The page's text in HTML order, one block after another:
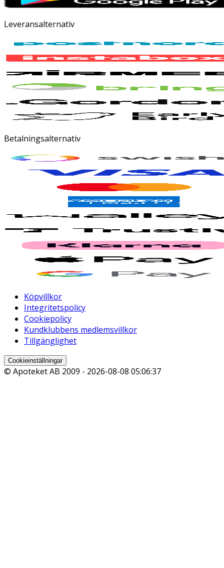
Leveransalternativ
Betalningsalternativ
Köpvillkor
Integritetspolicy
Cookiepolicy
Kundklubbens medlemsvillkor
Tillgänglighet
Cookieinställningar
© Apoteket AB 2009 - 2026-08-08 05:06:37